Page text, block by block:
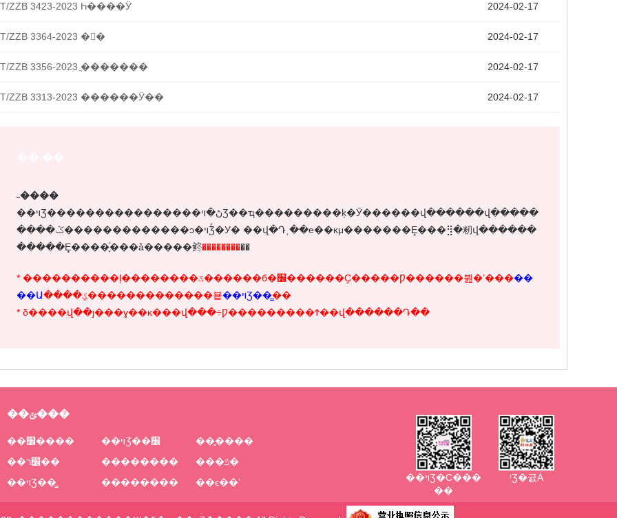
T/ZZB 3423-2023 Һ����Ӱ 2024-02-17
T/ZZB 3364-2023 �󴽸� 2024-02-17
T/ZZB 3356-2023 ֲ������� 2024-02-17
T/ZZB 3313-2023 ������Ӱ�� 2024-02-17
˵����
��ױƷ����������������ڻ�ױƷ��ҵ���������ķ�Ӯ������վ������վ�����
����ݣ�������������ͻ�ױƷͬ�У� ��վ�Դ˲��е��κμ�������Ȩ���⣻�籾վ������
�����Ȩ����֪ͨ���ǡ�����鿴����������
* ����������ļ��������ػ������б�׼������Ҫ�����Ƿ������뷢�ʼ�����
��Ա
����ؼ�������������뵽 ��ױƷ��̳��
* δ����վ��ȷ���ɣ��κ���վ���÷Ƿ���������Ϯ��վ������Դ��
��ݵ���
��׼���� ��ױƷ��׼
��̬����
��׼ר��
��������
���ݿ�
��ױƷ��̳
�������� ��ϵ��ʽ
��ױƷ�Ϲ���
��
ʳƷ�귨Ȧ